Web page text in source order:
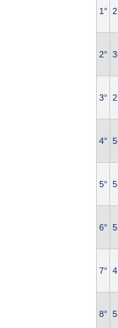
1° 2
2° 3
3° 2
4° 5
5° 5
6° 5
7° 4
8° 5